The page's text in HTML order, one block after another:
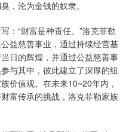
，沦为金钱的奴隶。
“财富是种责任。”洛克菲勒
益慈善事业，通过持续经营基
日的辉煌，并通过公益慈善事
与其中，彼此建立了深厚的纽
价值观。在未来10~20年内，
富传承的挑战，洛克菲勒家族